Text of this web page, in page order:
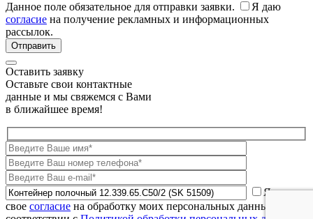
Данное поле обязательное для отправки заявки.
Я даю
согласие на получение рекламных и информационных
рассылок.
Оставить заявку
Оставьте свои контактные
данные и мы свяжемся с Вами
в ближайшее время!
Я даю
свое согласие на обработку моих персональных данных в